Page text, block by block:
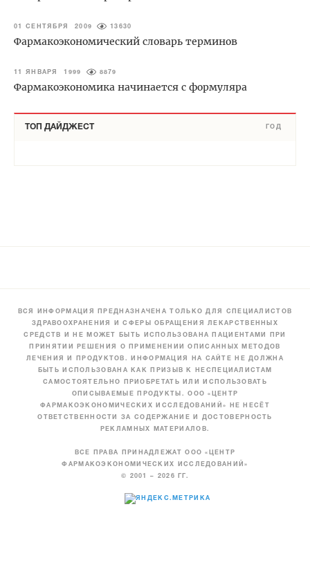
01 СЕНТЯБРЯ 2009 13630
Фармакоэкономический словарь терминов
11 ЯНВАРЯ 1999 8879
Фармакоэкономика начинается с формуляра
ТОП ДАЙДЖЕСТ ГОД
ВСЯ ИНФОРМАЦИЯ ПРЕДНАЗНАЧЕНА ТОЛЬКО ДЛЯ СПЕЦИАЛИСТОВ
ЗДРАВООХРАНЕНИЯ И СФЕРЫ ОБРАЩЕНИЯ ЛЕКАРСТВЕННЫХ
СРЕДСТВ И НЕ МОЖЕТ БЫТЬ ИСПОЛЬЗОВАНА ПАЦИЕНТАМИ ПРИ
ПРИНЯТИИ РЕШЕНИЯ О ПРИМЕНЕНИИ ОПИСАННЫХ МЕТОДОВ
ЛЕЧЕНИЯ И ПРОДУКТОВ. ИНФОРМАЦИЯ НА САЙТЕ НЕ ДОЛЖНА
БЫТЬ ИСПОЛЬЗОВАНА КАК ПРИЗЫВ К НЕСПЕЦИАЛИСТАМ
САМОСТОЯТЕЛЬНО ПРИОБРЕТАТЬ ИЛИ ИСПОЛЬЗОВАТЬ
ОПИСЫВАЕМЫЕ ПРОДУКТЫ. ООО «ЦЕНТР
ФАРМАКОЭКОНОМИЧЕСКИХ ИССЛЕДОВАНИЙ» НЕ НЕСЁТ
ОТВЕТСТВЕННОСТИ ЗА СОДЕРЖАНИЕ И ДОСТОВЕРНОСТЬ
РЕКЛАМНЫХ МАТЕРИАЛОВ.
ВСЕ ПРАВА ПРИНАДЛЕЖАТ ООО «ЦЕНТР
ФАРМАКОЭКОНОМИЧЕСКИХ ИССЛЕДОВАНИЙ»
© 2001 – 2026 ГГ.